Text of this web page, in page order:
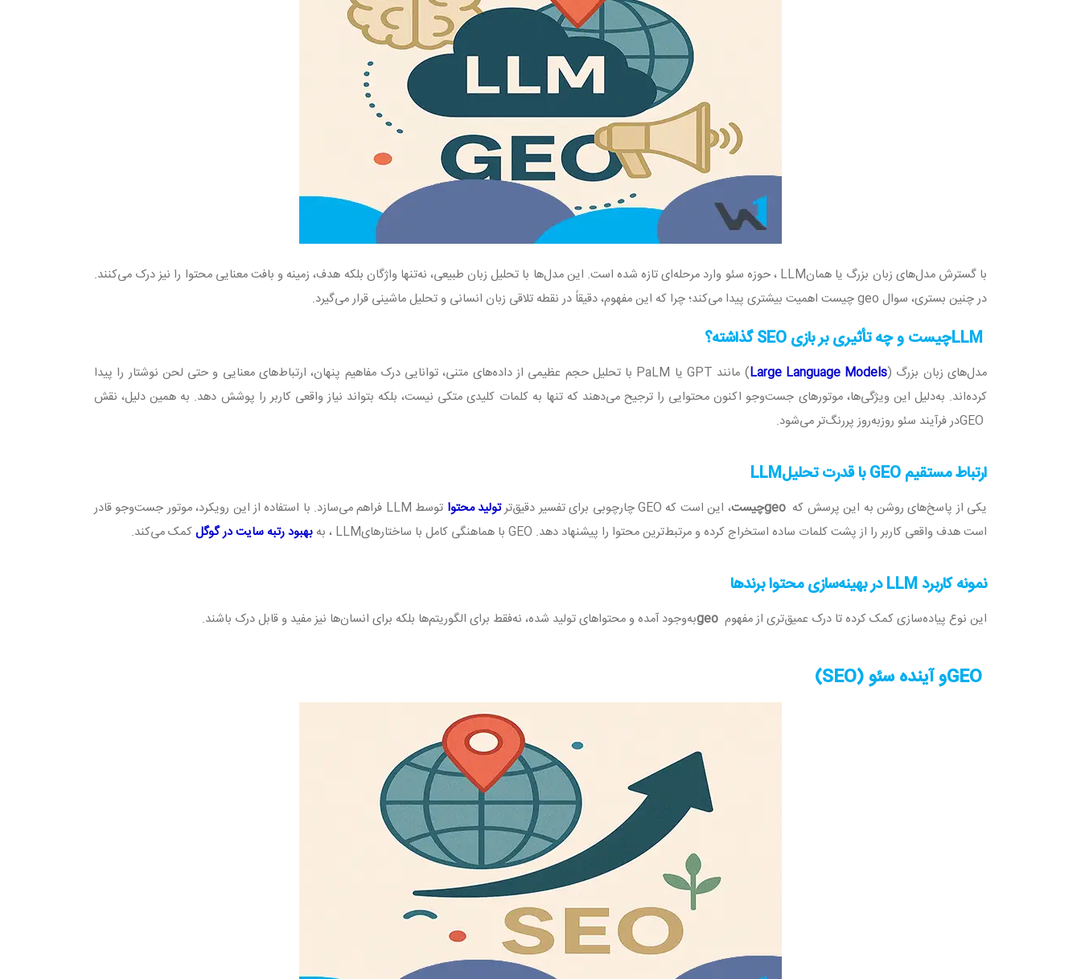
با گسترش مدل‌های زبان بزرگ یا همانLLM، حوزه سئو وارد مرحله‌ای تازه شده است. این مدل‌ها با تحلیل زبان طبیعی، نه‌تنها واژگان بلکه هدف، زمینه و بافت معنایی محتوا را نیز درک می‌کنند.
در چنین بستری، سوال geoچیست اهمیت بیشتری پیدا می‌کند؛ چرا که این مفهوم، دقیقاً در نقطه تلاقی زبان انسانی و تحلیل ماشینی قرار می‌گیرد.
LLMچیست و چه تأثیری بر بازی SEOگذاشته؟
مدل‌های زبان بزرگ (Large Language Models) مانند GPT یا PaLM با تحلیل حجم عظیمی از داده‌های متنی، توانایی درک مفاهیم پنهان، ارتباط‌های معنایی و حتی لحن نوشتار را پیدا
کرده‌اند. به‌دلیل این ویژگی‌ها، موتورهای جست‌وجو اکنون محتوایی را ترجیح می‌دهند که تنها به کلمات کلیدی متکی نیست، بلکه بتواند نیاز واقعی کاربر را پوشش دهد. به همین دلیل، نقش
GEOدر فرآیند سئو روزبه‌روز پررنگ‌تر می‌شود.
ارتباط مستقیم GEOبا قدرت تحلیلLLM
یکی از پاسخ‌های روشن به این پرسش که geoچیست، این است که GEOچارچوبی برای تفسیر دقیق‌ترتولید محتوا توسط LLM فراهم می‌سازد. با استفاده از این رویکرد، موتور جست‌وجو قادر
است هدف واقعی کاربر را از پشت کلمات ساده استخراج کرده و مرتبط‌ترین محتوا را پیشنهاد دهد.
GEO با هماهنگی کامل با ساختارهایLLM ، به بهبود رتبه سایت در گوگلکمک می‌کند.
نمونه کاربردLLMدر بهینه‌سازی محتوا برندها
این نوع پیاده‌سازی کمک کرده تا درک عمیق‌تری از مفهوم geoبه‌وجود آمده و محتواهای تولید شده، نه‌فقط برای الگوریتم‌ها بلکه برای انسان‌ها نیز مفید و قابل درک باشند.
GEOو آینده سئو(SEO)